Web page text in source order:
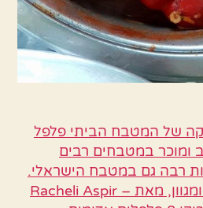
של המטבח הביתי פלפל
ומוכר במטבחים רבים
רבה גם במטבח הישראלי.
הוא משלב טעם עשיר ומגוון, מאת – Racheli Aspir